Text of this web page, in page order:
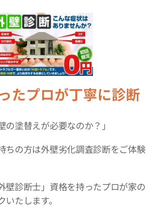
たプロが丁寧に診断
の塗替えが必要なのか？」
ちの方は外壁劣化調査診断をご体験
壁診断士」資格を持ったプロが家の
たします。